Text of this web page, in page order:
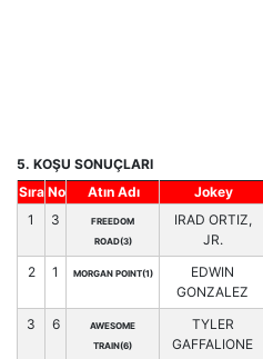
5. KOŞU SONUÇLARI
Sıra No Atın Adı Jokey
1
3
FREEDOM
ROAD(3)
IRAD ORTIZ,
JR.
2 1 MORGAN POINT(1)
EDWIN
GONZALEZ
3 6
AWESOME
TRAIN(6)
TYLER
GAFFALIONE